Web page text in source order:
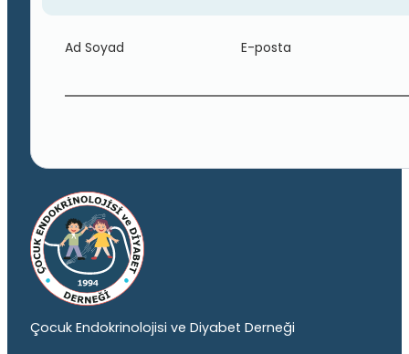
Ad Soyad E-posta
Çocuk Endokrinolojisi ve Diyabet Derneği